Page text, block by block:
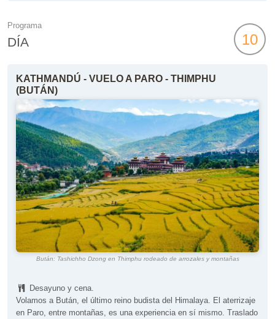
Programa
DÍA 10
KATHMANDÚ - VUELO A PARO - THIMPHU
(BUTÁN)
Bután: Tashichho Dzong en Thimphu rodeado de arrozales y montañas
Desayuno y cena.
Volamos a Bután, el último reino budista del Himalaya. El aterrizaje
en Paro, entre montañas, es una experiencia en sí mismo. Traslado